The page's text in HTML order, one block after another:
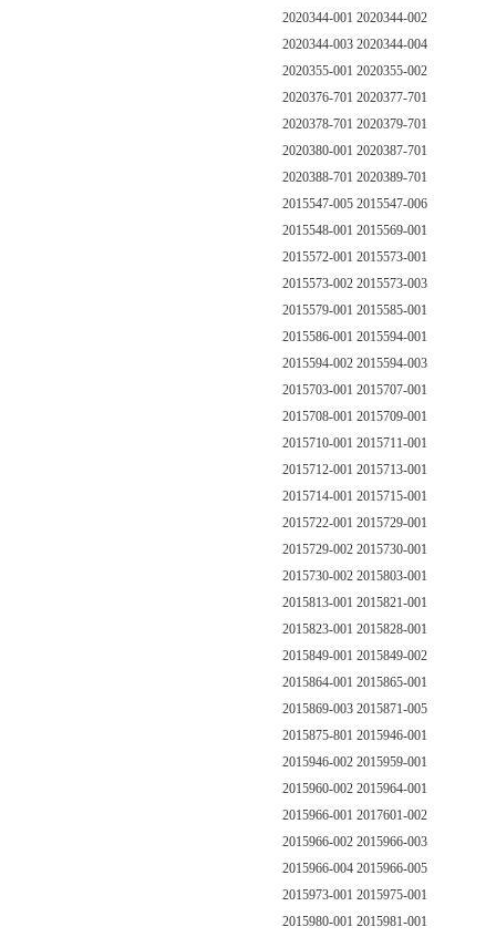
2020344-001 2020344-002
2020344-003 2020344-004
2020355-001 2020355-002
2020376-701 2020377-701
2020378-701 2020379-701
2020380-001 2020387-701
2020388-701 2020389-701
2015547-005 2015547-006
2015548-001 2015569-001
2015572-001 2015573-001
2015573-002 2015573-003
2015579-001 2015585-001
2015586-001 2015594-001
2015594-002 2015594-003
2015703-001 2015707-001
2015708-001 2015709-001
2015710-001 2015711-001
2015712-001 2015713-001
2015714-001 2015715-001
2015722-001 2015729-001
2015729-002 2015730-001
2015730-002 2015803-001
2015813-001 2015821-001
2015823-001 2015828-001
2015849-001 2015849-002
2015864-001 2015865-001
2015869-003 2015871-005
2015875-801 2015946-001
2015946-002 2015959-001
2015960-002 2015964-001
2015966-001 2017601-002
2015966-002 2015966-003
2015966-004 2015966-005
2015973-001 2015975-001
2015980-001 2015981-001